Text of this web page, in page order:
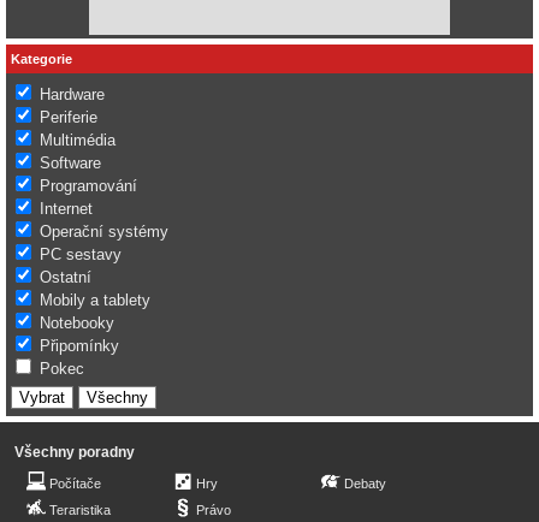
Kategorie
Hardware
Periferie
Multimédia
Software
Programování
Internet
Operační systémy
PC sestavy
Ostatní
Mobily a tablety
Notebooky
Připomínky
Pokec
Všechny poradny
Počítače
Teraristika
Hry
Právo
Debaty